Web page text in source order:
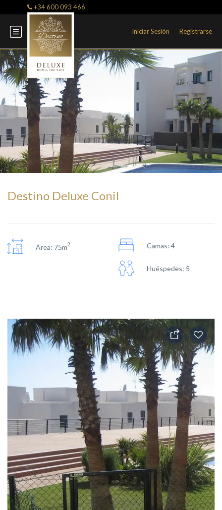
+34 600 093 466
Iniciar Sesión Registrarse
Destino Deluxe Conil
Área: 75m2 Camas: 4
Huéspedes: 5